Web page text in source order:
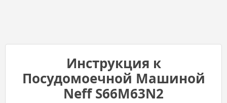
Инструкция к
Посудомоечной Машиной
Neff S66M63N2